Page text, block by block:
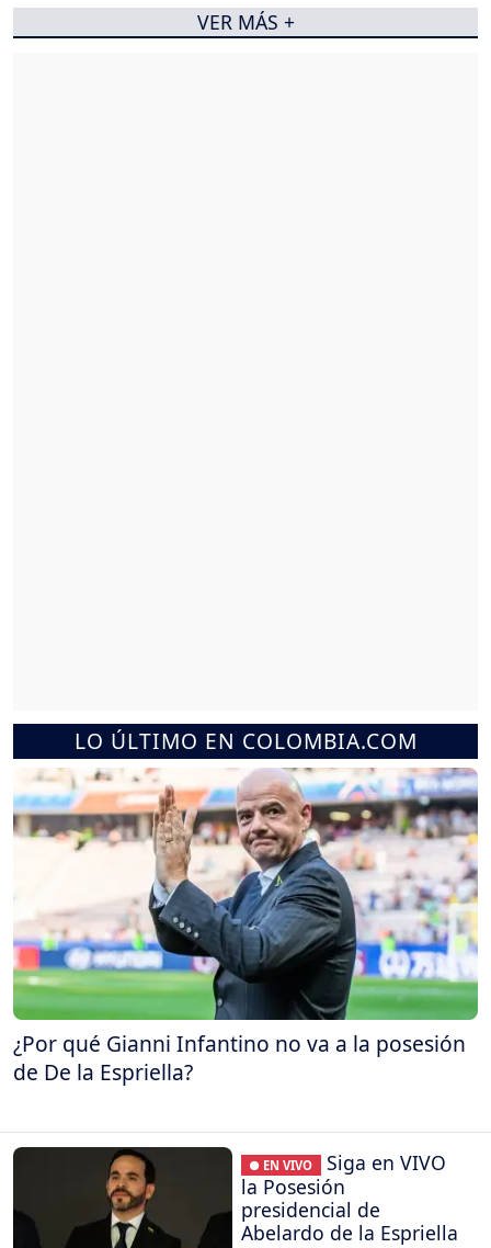
LO ÚLTIMO EN COLOMBIA.COM
¿Por qué Gianni Infantino no va a la posesión
de De la Espriella?
● EN VIVO
Siga en VIVO
la Posesión
presidencial de
Abelardo de la Espriella
VER MÁS +